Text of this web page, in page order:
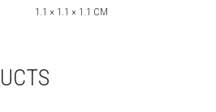
1.1 × 1.1 × 1.1 CM